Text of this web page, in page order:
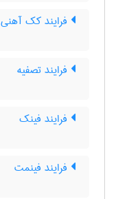
فرایند کک آهنی
فرایند تصفیه
فرایند فینک
فرایند فینمت